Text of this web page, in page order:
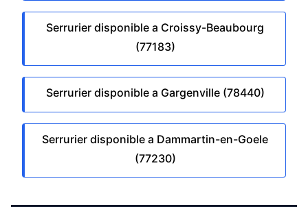
Serrurier disponible a Croissy-Beaubourg
(77183)
Serrurier disponible a Gargenville (78440)
Serrurier disponible a Dammartin-en-Goele
(77230)